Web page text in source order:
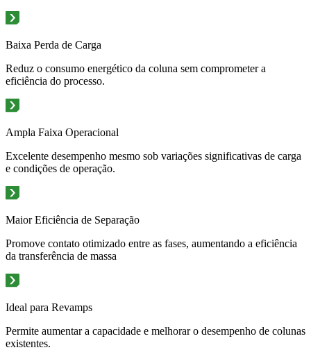
Baixa Perda de Carga
Reduz o consumo energético da coluna sem comprometer a
eficiência do processo.
Ampla Faixa Operacional
Excelente desempenho mesmo sob variações significativas de carga
e condições de operação.
Maior Eficiência de Separação
Promove contato otimizado entre as fases, aumentando a eficiência
da transferência de massa
Ideal para Revamps
Permite aumentar a capacidade e melhorar o desempenho de colunas
existentes.